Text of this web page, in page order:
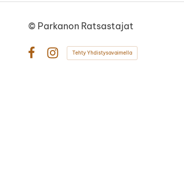
© Parkanon Ratsastajat
Tehty Yhdistysavaimella